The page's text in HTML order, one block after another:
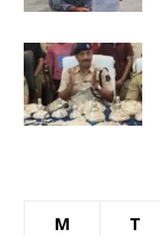
M T